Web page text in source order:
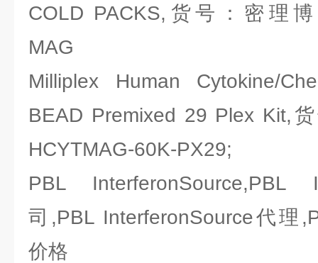
COLD PACKS,货号：密理博
MAG
Milliplex Human Cytokine/
BEAD Premixed 29 Plex Kit,
HCYTMAG-60K-PX29;
PBL InterferonSource,PBL
司,PBL InterferonSource代理
价格